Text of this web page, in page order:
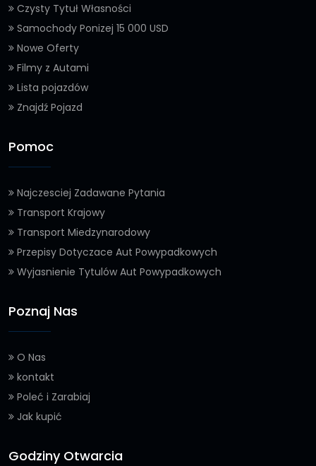
Czysty Tytuł Własności
Samochody Ponizej 15 000 USD
Nowe Oferty
Filmy z Autami
Lista pojazdów
Znajdź Pojazd
Pomoc
Najczesciej Zadawane Pytania
Transport Krajowy
Transport Miedzynarodowy
Przepisy Dotyczace Aut Powypadkowych
Wyjasnienie Tytulów Aut Powypadkowych
Poznaj Nas
O Nas
kontakt
Poleć i Zarabiaj
Jak kupić
Godziny Otwarcia